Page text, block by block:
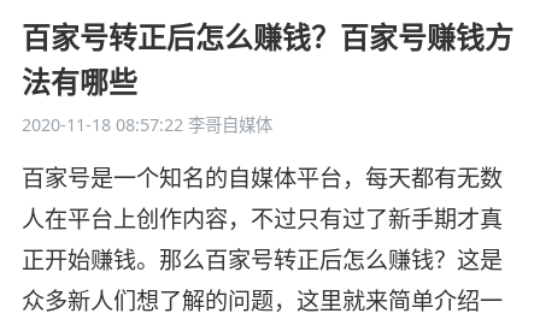
百家号转正后怎么赚钱？百家号赚钱方
法有哪些
2020-11-18 08:57:22李哥自媒体
百家号是一个知名的自媒体平台，每天都有无数
人在平台上创作内容，不过只有过了新手期才真
正开始赚钱。那么百家号转正后怎么赚钱？这是
众多新人们想了解的问题，这里就来简单介绍一